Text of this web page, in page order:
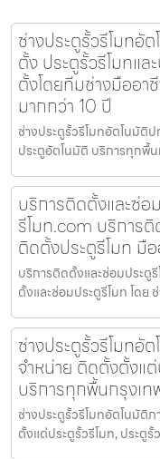
ช่างประตูรั้วรีโมทอั
ตั้ง ประตูรั้วรีโมทแ
ตั้งโดยทีมช่างมืออ
มากกว่า 10 ปี
ช่างประตูรั้วรีโมทอัตโนมัติ
ประตูอัตโนมัติ บริการทุกพื้
บริการติดตั้งและซ่อ
รีโมท.com บริการติ
ติดตั้งประตูรีโมท มื
บริการติดตั้งและซ่อมประตู
ตั้งและซ่อมประตูรีโมท โดย
ช่างประตูรั้วรีโมทอั
จำหน่าย ติดตั้งตั้งแ
บริการทุกพื้นกรุงเ
ช่างประตูรั้วรีโมทอัตโนมัติ
ตั้งแต่ประตูรั้วรีโมท, ประตู